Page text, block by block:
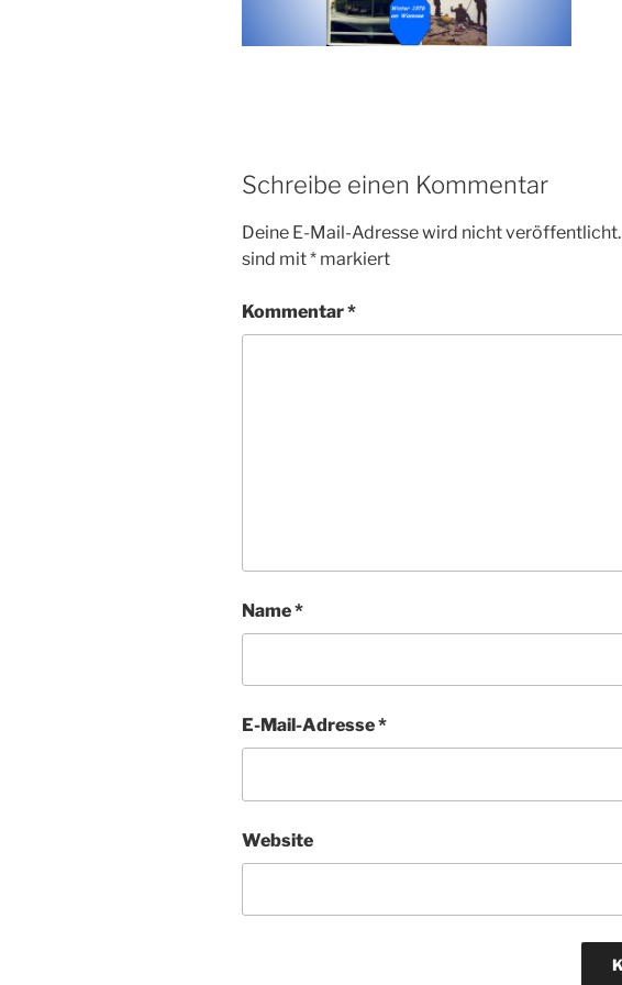
Schreibe einen Kommentar
Deine E-Mail-Adresse wird nicht veröffentlicht.
sind mit* markiert
Kommentar*
Name*
E-Mail-Adresse*
Website